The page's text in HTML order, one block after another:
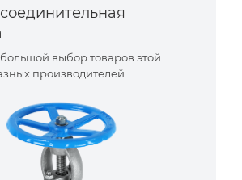
выбор товаров этой
производителей.